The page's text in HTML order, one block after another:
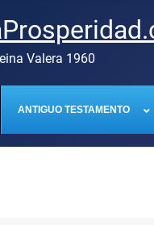
Valera 1960
ANTIGUO TESTAMENTO